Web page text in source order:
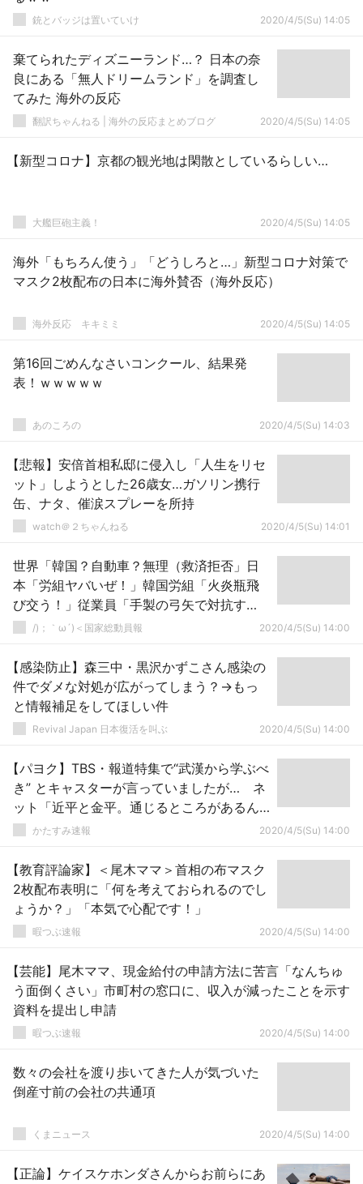
銃とバッジは置いていけ 2020/4/5(Su) 14:05
棄てられたディズニーランド…？ 日本の奈
良にある「無人ドリームランド」を調査し
てみた 海外の反応
翻訳ちゃんねる | 海外の反応まとめブログ 2020/4/5(Su) 14:05
【新型コロナ】京都の観光地は閑散としているらしい…
大艦巨砲主義！ 2020/4/5(Su) 14:05
海外「もちろん使う」「どうしろと…」新型コロナ対策で
マスク2枚配布の日本に海外賛否（海外反応）
­海外反応 キキミミ 2020/4/5(Su) 14:05
第16回ごめんなさいコンクール、結果発
表！ｗｗｗｗｗ
あのころの 2020/4/5(Su) 14:03
【悲報】安倍首相私邸に侵入し「人生をリセ
ット」しようとした26歳女…ガソリン携行
缶、ナタ、催涙スプレーを所持
watch＠２ちゃんねる 2020/4/5(Su) 14:01
世界「韓国？自動車？無理（救済拒否」日
本「労組ヤバいぜ！」韓国労組「火炎瓶飛
び交う！」従業員「手製の弓矢で対抗す
る！」→
/)；｀ω´)＜国家総動員報 2020/4/5(Su) 14:00
【感染防止】森三中・黒沢かずこさん感染の
件でダメな対処が広がってしまう？→もっ
と情報補足をしてほしい件
Revival Japan 日本復活を叫ぶ 2020/4/5(Su) 14:00
【パヨク】TBS・報道特集で“武漢から学ぶべ
き” とキャスターが言っていましたが… ネ
ット「近平と金平。通じるところがあるん
でしょうね」
かたすみ速報 2020/4/5(Su) 14:00
【教育評論家】＜尾木ママ＞首相の布マスク
2枚配布表明に「何を考えておられるのでし
ょうか？」「本気で心配です！」
暇つぶ速報 2020/4/5(Su) 14:00
【芸能】尾木ママ、現金給付の申請方法に苦言「なんちゅ
う面倒くさい」市町村の窓口に、収入が減ったことを示す
資料を提出し申請
暇つぶ速報 2020/4/5(Su) 14:00
数々の会社を渡り歩いてきた人が気づいた
倒産寸前の会社の共通項
くまニュース 2020/4/5(Su) 14:00
【正論】ケイスケホンダさんからお前らにあ